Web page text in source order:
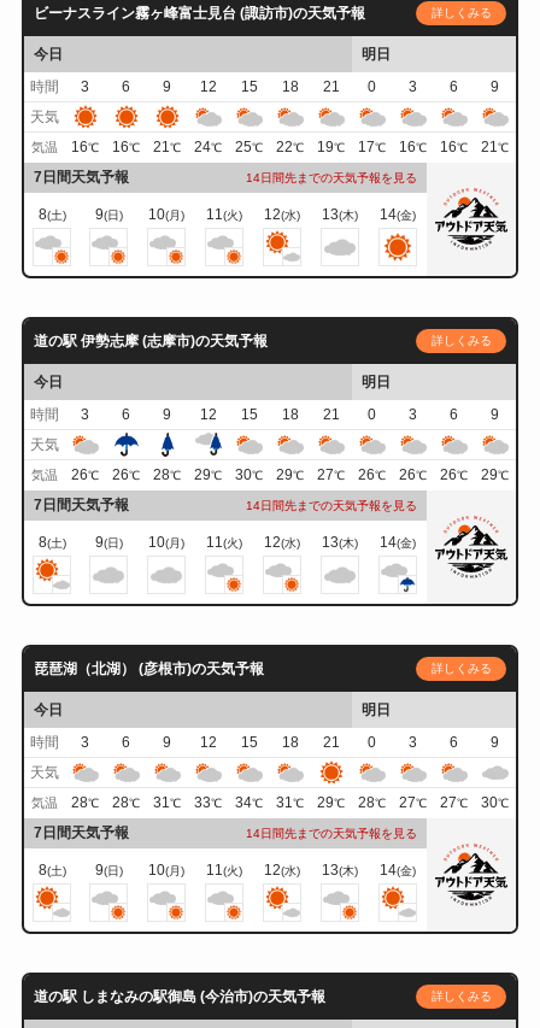
ビーナスライン霧ヶ峰富士見台 (諏訪市)の天気予報 詳しくみる
今日
明日
時間
3 6 9 12 15 18 21 0 3 6
9
天気
気温 16℃ 16℃ 21℃ 24℃ 25℃ 22℃ 19℃ 17℃ 16℃ 16℃ 21℃
7日間天気予報 14日間先までの天気予報を見る
8(土) 9(日) 10(月) 11 (火) 12(水) 13(木) 14(金)
道の駅 伊勢志摩 (志摩市)の天気予報 詳しくみる
今日
明日
時間
3 6 9 12 15 18 21 0 3 6
9
天気
気温 26℃ 26℃ 28℃ 29℃ 30℃ 29℃ 27℃ 26℃ 26℃ 26℃ 29℃
7日間天気予報 14日間先までの天気予報を見る
8(土) 9(日) 10(月) 11(火) 12(水) 13(木) 14(金)
琵琶湖（北湖） (彦根市)の天気予報 詳しくみる
今日
明日
時間
3 6 9 12 15 18 21 0 3 6
9
天気
気温 28℃ 28℃ 31℃ 33℃ 34℃ 31℃ 29℃ 28℃ 27℃ 27℃ 30℃
7日間天気予報 14日間先までの天気予報を見る
8(土) 9(日) 10(月) 11(火) 12(水) 13(木) 14(金)
道の駅 しまなみの駅御島 (今治市)の天気予報 詳しくみる